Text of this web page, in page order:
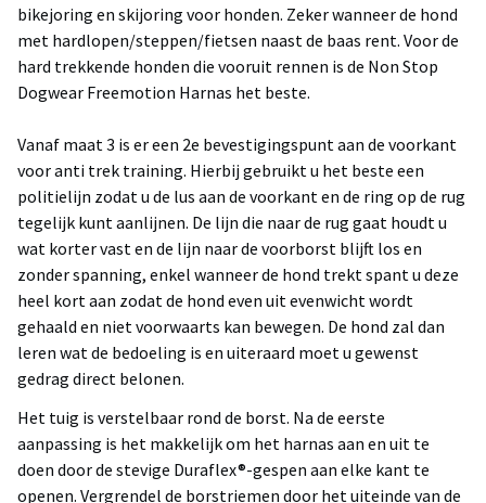
bikejoring en skijoring voor honden. Zeker wanneer de hond
met hardlopen/steppen/fietsen naast de baas rent. Voor de
hard trekkende honden die vooruit rennen is de Non Stop
Dogwear Freemotion Harnas het beste.
Vanaf maat 3 is er een 2e bevestigingspunt aan de voorkant
voor anti trek training. Hierbij gebruikt u het beste een
politielijn zodat u de lus aan de voorkant en de ring op de rug
tegelijk kunt aanlijnen. De lijn die naar de rug gaat houdt u
wat korter vast en de lijn naar de voorborst blijft los en
zonder spanning, enkel wanneer de hond trekt spant u deze
heel kort aan zodat de hond even uit evenwicht wordt
gehaald en niet voorwaarts kan bewegen. De hond zal dan
leren wat de bedoeling is en uiteraard moet u gewenst
gedrag direct belonen.
Het tuig is verstelbaar rond de borst. Na de eerste
aanpassing is het makkelijk om het harnas aan en uit te
doen door de stevige Duraflex®-gespen aan elke kant te
openen. Vergrendel de borstriemen door het uiteinde van de